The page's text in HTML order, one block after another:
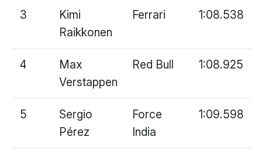
3
Kimi
Raikkonen
Ferrari 1:08.538
4
Max
Verstappen
Red Bull 1:08.925
5
Sergio
Pérez
Force
India
1:09.598